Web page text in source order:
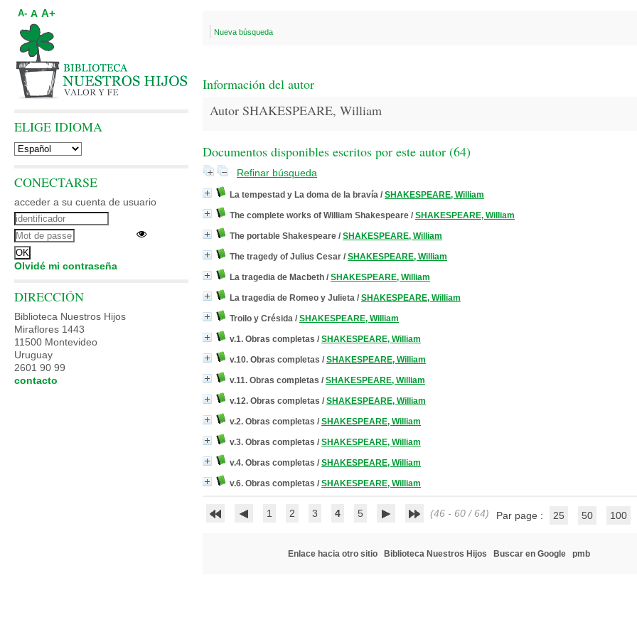
Nueva búsqueda
Información del autor
Autor SHAKESPEARE, William
Documentos disponibles escritos por este autor (64)
Refinar búsqueda
La tempestad y La doma de la bravía / SHAKESPEARE, William
The complete works of William Shakespeare / SHAKESPEARE, William
The portable Shakespeare / SHAKESPEARE, William
The tragedy of Julius Cesar / SHAKESPEARE, William
La tragedia de Macbeth / SHAKESPEARE, William
La tragedia de Romeo y Julieta / SHAKESPEARE, William
Troilo y Crésida / SHAKESPEARE, William
v.1. Obras completas / SHAKESPEARE, William
v.10. Obras completas / SHAKESPEARE, William
v.11. Obras completas / SHAKESPEARE, William
v.12. Obras completas / SHAKESPEARE, William
v.2. Obras completas / SHAKESPEARE, William
v.3. Obras completas / SHAKESPEARE, William
v.4. Obras completas / SHAKESPEARE, William
v.6. Obras completas / SHAKESPEARE, William
1 2 3 4 5 (46 - 60 / 64) Par page : 25 50 100
Enlace hacia otro sitio Biblioteca Nuestros Hijos Buscar en Google pmb
A- A A+
ELIGE IDIOMA
CONECTARSE
acceder a su cuenta de usuario
Olvidé mi contraseña
DIRECCIÓN
Biblioteca Nuestros Hijos
Miraflores 1443
11500 Montevideo
Uruguay
2601 90 99
contacto